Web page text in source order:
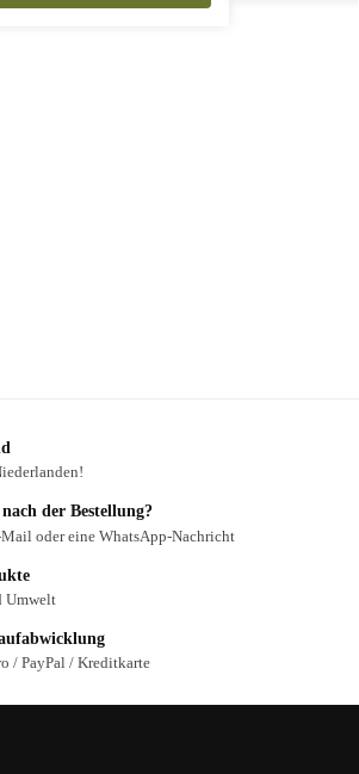
der Bestellung?
Mail oder eine WhatsApp-Nachricht
Umwelt
/ PayPal / Kreditkarte